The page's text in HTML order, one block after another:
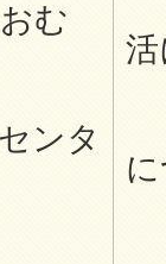
む
ンタ